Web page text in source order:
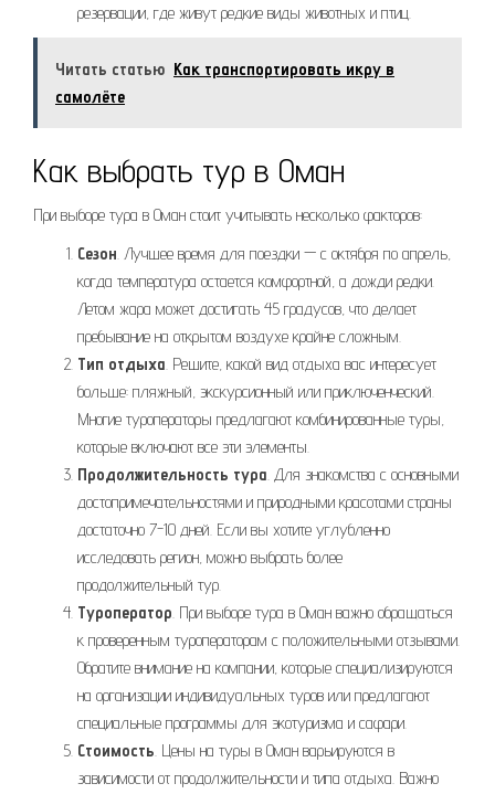
резервации, где живут редкие виды животных и птиц.
Читать статью Как транспортировать икру в
самолёте
Как выбрать тур в Оман
При выборе тура в Оман стоит учитывать несколько факторов:
Сезон. Лучшее время для поездки — с октября по апрель,
когда температура остается комфортной, а дожди редки.
Летом жара может достигать 45 градусов, что делает
пребывание на открытом воздухе крайне сложным.
Тип отдыха. Решите, какой вид отдыха вас интересует
больше: пляжный, экскурсионный или приключенческий.
Многие туроператоры предлагают комбинированные туры,
которые включают все эти элементы.
Продолжительность тура. Для знакомства с основными
достопримечательностями и природными красотами страны
достаточно 7-10 дней. Если вы хотите углубленно
исследовать регион, можно выбрать более
продолжительный тур.
Туроператор. При выборе тура в Оман важно обращаться
к проверенным туроператорам с положительными отзывами.
Обратите внимание на компании, которые специализируются
на организации индивидуальных туров или предлагают
специальные программы для экотуризма и сафари.
Стоимость. Цены на туры в Оман варьируются в
зависимости от продолжительности и типа отдыха. Важно